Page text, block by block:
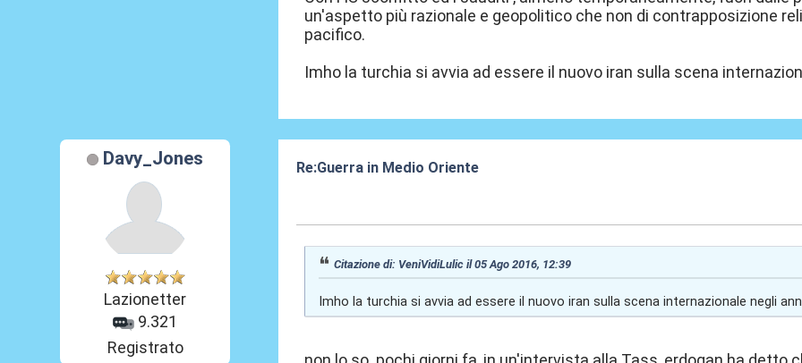
un'aspetto più razionale e geopolitico che non di contrapposizione
pacifico.
Imho la turchia si avvia ad essere il nuovo iran sulla scena
Davy_Jones
Lazionetter
9.321
Registrato
Re:Guerra in Medio Oriente
Citazione di: VeniVidiLulic il 05 Ago 2016, 12:39
Imho la turchia si avvia ad essere il nuovo iran sulla scena internazionale negli